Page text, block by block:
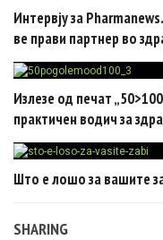
Интервју за
ве прави партнер во
Излезе од печат
практичен водич за
Што е лошо за вашите
SHARING